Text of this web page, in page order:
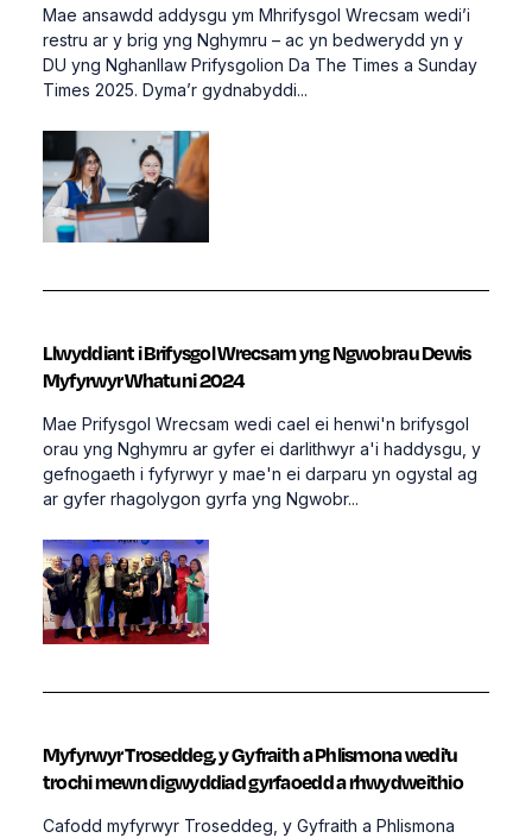
Mae ansawdd addysgu ym Mhrifysgol Wrecsam wedi’i
restru ar y brig yng Nghymru – ac yn bedwerydd yn y
DU yng Nghanllaw Prifysgolion Da The Times a Sunday
Times 2025. Dyma’r gydnabyddi...
Llwyddiant i Brifysgol Wrecsam yng Ngwobrau Dewis
Myfyrwyr Whatuni 2024
Mae Prifysgol Wrecsam wedi cael ei henwi'n brifysgol
orau yng Nghymru ar gyfer ei darlithwyr a'i haddysgu, y
gefnogaeth i fyfyrwyr y mae'n ei darparu yn ogystal ag
ar gyfer rhagolygon gyrfa yng Ngwobr...
Myfyrwyr Troseddeg, y Gyfraith a Phlismona wedi'u
trochi mewn digwyddiad gyrfaoedd a rhwydweithio
Cafodd myfyrwyr Troseddeg, y Gyfraith a Phlismona